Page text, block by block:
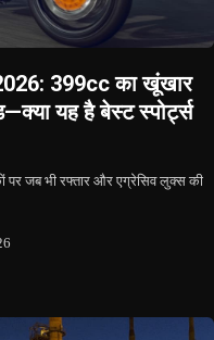
399cc का खूंखार
यह है बेस्ट स्पोर्ट्स
जब भी रफ्तार और एग्रेसिव लुक्स की